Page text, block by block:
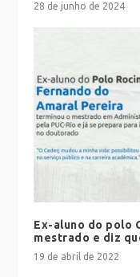
28 de junho de 2024
Ex-aluno do polo
mestrado e diz
19 de abril de 2022